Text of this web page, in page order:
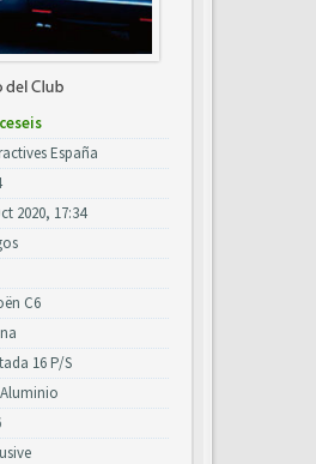
España
2020, 17:34
C6
16 P/S